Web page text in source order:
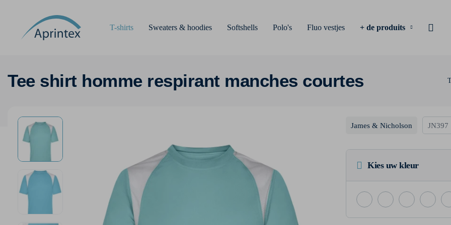
T-shirts Sweaters & hoodies Softshells Polo's Fluo vestjes + de produits
Tee shirt homme respirant manches courtes
James & Nicholson JN397
Kies uw kleur